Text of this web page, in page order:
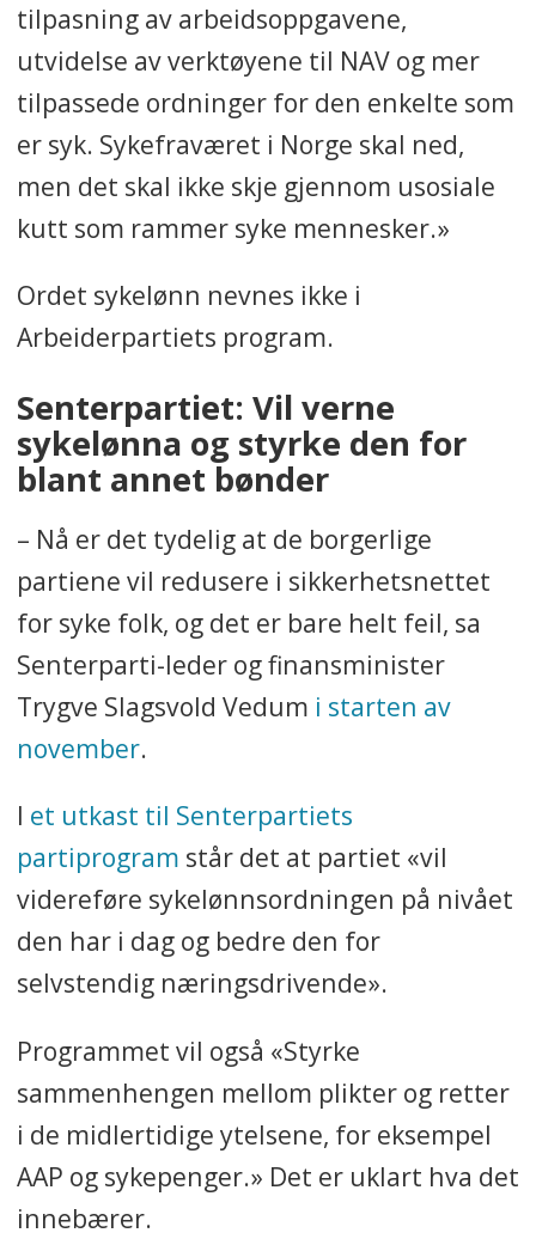
tilpasning av arbeidsoppgavene,
utvidelse av verktøyene til NAV og mer
tilpassede ordninger for den enkelte som
er syk. Sykefraværet i Norge skal ned,
men det skal ikke skje gjennom usosiale
kutt som rammer syke mennesker.»
Ordet sykelønn nevnes ikke i
Arbeiderpartiets program.
Senterpartiet: Vil verne
sykelønna og styrke den for
blant annet bønder
– Nå er det tydelig at de borgerlige
partiene vil redusere i sikkerhetsnettet
for syke folk, og det er bare helt feil, sa
Senterparti-leder og finansminister
Trygve Slagsvold Vedum i starten av
november.
I et utkast til Senterpartiets
partiprogram står det at partiet «vil
videreføre sykelønnsordningen på nivået
den har i dag og bedre den for
selvstendig næringsdrivende».
Programmet vil også «Styrke
sammenhengen mellom plikter og retter
i de midlertidige ytelsene, for eksempel
AAP og sykepenger.» Det er uklart hva det
innebærer.